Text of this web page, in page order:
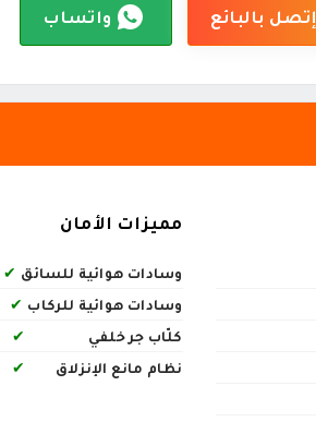
إتصل بالبائع واتساب
مميزات الأمان
وسادات هوائية للسائق ✔
وسادات هوائية للركاب ✔
كلّاب جر خلفي
✔
نظام مانع الإنزلاق
✔